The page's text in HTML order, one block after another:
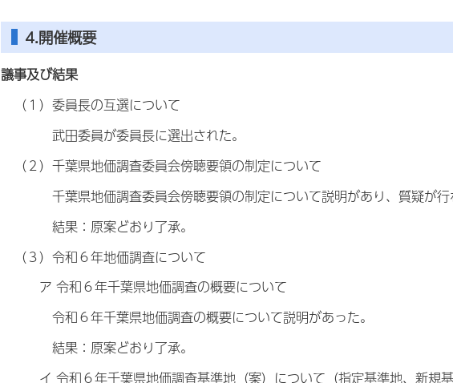
4.開催概要
議事及び結果
（１）委員長の互選について
武田委員が委員長に選出された。
（２）千葉県地価調査委員会傍聴要領の制定について
千葉県地価調査委員会傍聴要領の制定について説明があり、質疑が行
結果：原案どおり了承。
（３）令和６年地価調査について
ア 令和６年千葉県地価調査の概要について
令和６年千葉県地価調査の概要について説明があった。
結果：原案どおり了承。
イ 令和６年千葉県地価調査基準地（案）について（指定基準地、新規基